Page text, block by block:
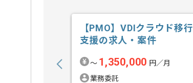
【PMO】VDIクラウド移行
支援の求人・案件
〜 1,350,000 円／月
業務委託